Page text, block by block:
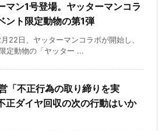
マン1号登場。ヤッターマンコラ
ント限定動物の第1弾
22日、ヤッターマンコラボが開始し、
定動物の「ヤッター ...
「不正行為の取り締りを実
正ダイヤ回収の次の行動はいか